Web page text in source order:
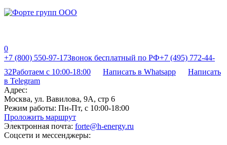
0
+7 (800) 550-97-17Звонок бесплатный по РФ+7 (495) 772-44-
32Работаем с 10:00-18:00 Написать в Whatsapp
Написать
в Telegram
Адрес:
Москва, ул. Вавилова, 9А, стр 6
Режим работы: Пн-Пт, с 10:00-18:00
Проложить маршрут
Электронная почта: forte@h-energy.ru
Соцсети и мессенджеры: